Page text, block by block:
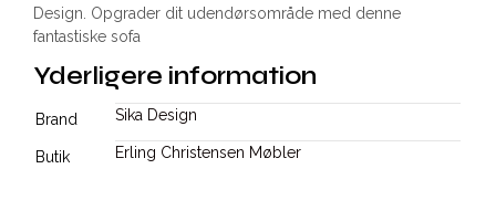
Design. Opgrader dit udendørsområde med denne
fantastiske sofa
Yderligere information
Brand Sika Design
Butik Erling Christensen Møbler